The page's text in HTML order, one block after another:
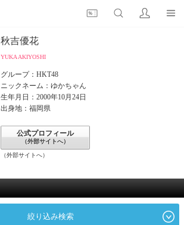
秋吉優花
YUKA AKIYOSHI
グループ：HKT48
ニックネーム：ゆかちゃん
生年月日：2000年10月24日
出身地：福岡県
公式プロフィール
（外部サイトへ）
（外部サイトへ）
絞り込み検索